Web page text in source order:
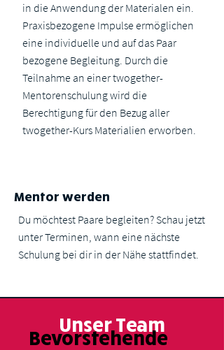
in die Anwendung der Materialen ein.
Praxisbezogene Impulse ermöglichen
eine individuelle und auf das Paar
bezogene Begleitung. Durch die
Teilnahme an einer twogether-
Mentorenschulung wird die
Berechtigung für den Bezug aller
twogether-Kurs Materialien erworben.
Mentor werden
Du möchtest Paare begleiten? Schau jetzt
unter Terminen, wann eine nächste
Schulung bei dir in der Nähe stattfindet.
Unser Team
Bevorstehende